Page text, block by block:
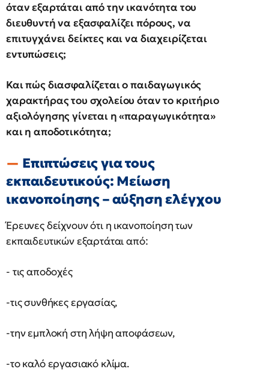
όταν εξαρτάται από την ικανότητα του
διευθυντή να εξασφαλίζει πόρους, να
επιτυγχάνει δείκτες και να διαχειρίζεται
εντυπώσεις;
Και πώς διασφαλίζεται ο παιδαγωγικός
χαρακτήρας του σχολείου όταν το κριτήριο
αξιολόγησης γίνεται η «παραγωγικότητα»
και η αποδοτικότητα;
Επιπτώσεις για τους
εκπαιδευτικούς: Μείωση
ικανοποίησης – αύξηση ελέγχου
Έρευνες δείχνουν ότι η ικανοποίηση των
εκπαιδευτικών εξαρτάται από:
- τις αποδοχές
-τις συνθήκες εργασίας,
-την εμπλοκή στη λήψη αποφάσεων,
-το καλό εργασιακό κλίμα.